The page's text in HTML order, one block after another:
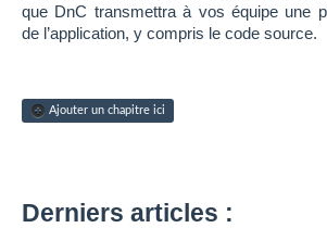
que DnC transmettra à vos équipe une
de l’application, y compris le code source.
Ajouter un chapitre ici
Derniers articles :